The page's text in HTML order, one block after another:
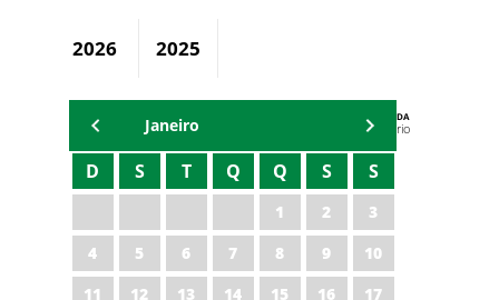
2026 2025
AGENDA
Secretário
Janeiro
D S T Q Q S S
1 2
3
4
5 6 7 8 9
10
11
12 13 14 15 16
17